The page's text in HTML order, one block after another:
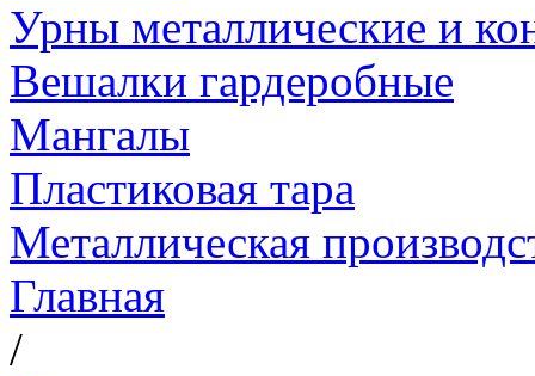
Урны металлические и
Вешалки гардеробные
Мангалы
Пластиковая тара
Металлическая
Главная
/